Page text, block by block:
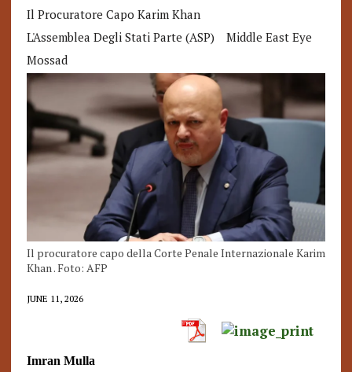
Il Procuratore Capo Karim Khan
L'Assemblea Degli Stati Parte (ASP)
Middle East Eye
Mossad
Il procuratore capo della Corte Penale Internazionale Karim
Khan . Foto: AFP
JUNE 11, 2026
Imran Mulla